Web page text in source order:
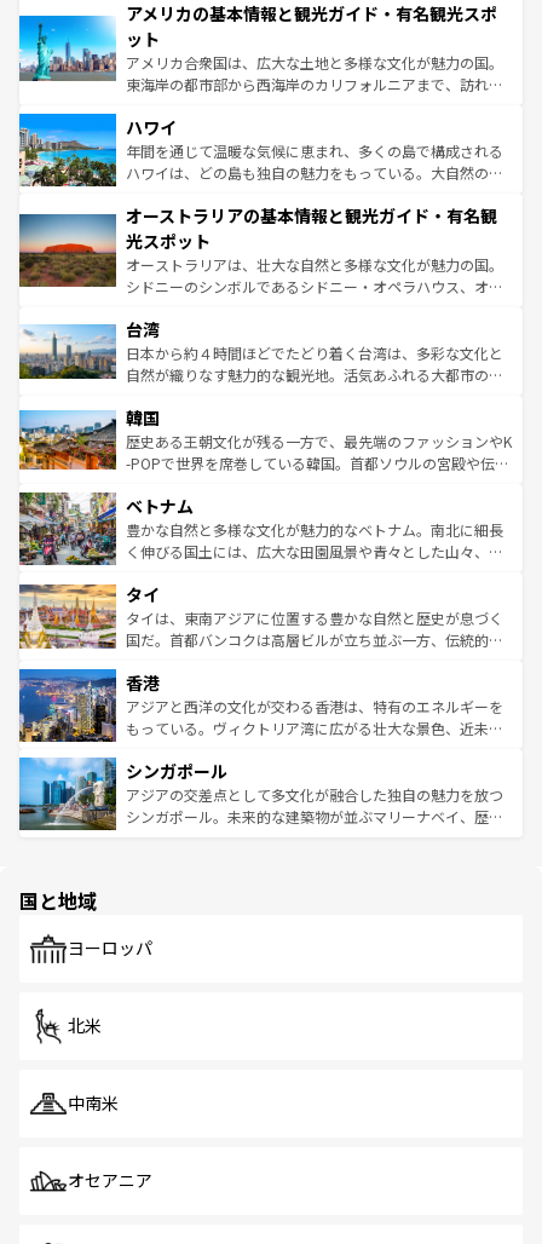
ンツ一覧を参照してほしい。
の建物がそのまま残る町や、スイスならではのユニークな
博物館もあり、アルプス観光だけでなく町歩きも満喫する
ことができる。国民の所得が高いため物価も高いが、旅行
者向けの交通パス提供のサービスもあり、うまく活用すれ
着のスイス情報は
アメリカの基本情報と観光ガイド・有名観光スポ
ット
アメリカ合衆国は、広大な土地と多様な文化が魅力の国。
東海岸の都市部から西海岸のカリフォルニアまで、訪れる
のような巨大都市は、観光、ショッピング、エンターテイ
ンメントが詰まった刺激的なスポットだ。一方、アメリカ
西部には大自然が広がり、グランドキャニオンやイエロー
部のニューオーリンズでは、音楽と美食が融合した独特の
文化が魅力。旅行者はアメリカの各地域で異なる魅力を楽
しみながら、その多様性と豊かな歴史を感じることができ
るだろう。車でのロードトリップや列車の旅も、アメリカ
情報は
ハワイ
年間を通じて温暖な気候に恵まれ、多くの島で構成される
ハワイは、どの島も独自の魅力をもっている。大自然の神
ワイ島は見逃せない。また、定番の観光地といえばオアフ
島だが、静かな自然を求めるならマウイ島やカウアイ島が
おすすめ。エメラルドグリーンに輝く海をはじめ、豊かな
文化や歴史が息づいている。「アロハスピリット」と呼ば
人々、おいしいローカルフードやハワイアンミュージッ
ク、伝統的なフラダンスなど、すべてがハワイの魅力を彩
っている。訪れるたびに新しい発見と感動が待っているハ
はコンテンツ一覧
オーストラリアの基本情報と観光ガイド・有名観
光スポット
オーストラリアは、壮大な自然と多様な文化が魅力の国。
シドニーのシンボルであるシドニー・オペラハウス、オー
リアリーフや大陸中央部にそびえるウルル（エアーズロッ
ク）、タスマニアの美しい原生林やケアンズの熱帯雨林な
ど、見どころがたくさん。また、カフェやワイン、オージ
いる。アクティビティも充実しており、サーフィンやダイ
ビング、ハイキングなど、アウトドア好きにはたまらな
い。オーストラリアの多彩な魅力を存分に味わいつくそ
参照してほしい。
台湾
日本から約４時間ほどでたどり着く台湾は、多彩な文化と
自然が織りなす魅力的な観光地。活気あふれる大都市の台
ン）、静ひつな山岳地帯である台湾東部など、都市の喧騒
と山間の静けさが共存しており、訪れる人に新しい発見と
驚きをもたらしてくれる。また、奥深い台湾の食文化も魅
容にもいいと評判のスイーツなど、バラエティ豊かな料理
が味わえる。 なお、新着の台湾情報は コンテンツ一覧を参
照してほしい。
韓国
歴史ある王朝文化が残る一方で、最先端のファッションやK
-POPで世界を席巻している韓国。首都ソウルの宮殿や伝統
き、地方に足を延ばせば四季折々の自然美を楽しむことが
できる。そして、キムチや焼肉、絶品のストリートフード
まで、さまざまな韓国料理が待っている。夜には、韓国な
リティに包まれながら、韓国の多彩な魅力を心ゆくまで味
わってみてほしい。 なお、新着の韓国情報はコンテンツ一
覧を参照してほしい。
ベトナム
豊かな自然と多様な文化が魅力的なベトナム。南北に細長
く伸びる国土には、広大な田園風景や青々とした山々、世
急速な発展と共に伝統が息づく。ハノイの古い町並みやホ
ーチミン市のフランス統治時代の建物も、独特の雰囲気を
醸し出している。また、バラエティの豊かさとおいしさで
とつ。フォーやバインミー、ベトナムコーヒーなどは、ぜ
ひ現地で味わいたい。どの地域を訪れてもあたたかい人々
が旅行者を迎えてくれるので、きっと忘れられない旅にな
参照してほしい。
タイ
タイは、東南アジアに位置する豊かな自然と歴史が息づく
国だ。首都バンコクは高層ビルが立ち並ぶ一方、伝統的な
の活気が交差している。北部ではチェンマイなどの山岳地
帯で自然と触れ合い、南部ではプーケットやクラビの美し
いビーチでリゾート気分を楽しむことができる。タイ料理
激する。気候は一年中温暖で、どの季節にも異なる楽しみ
が待っている。親しみやすいタイの人々、仏教を中心とし
た文化、そして多様な観光資源が、訪れる旅人を魅了し続
香港
アジアと西洋の文化が交わる香港は、特有のエネルギーを
もっている。ヴィクトリア湾に広がる壮大な景色、近未来
み、どこを訪れても感動するはず。観光スポットが密集し
ており、効率よく見どころを回れるのも魅力。息をのむよ
うな絶景から文化的な体験まで、香港を存分に楽しみ尽く
シンガポール
アジアの交差点として多文化が融合した独自の魅力を放つ
シンガポール。未来的な建築物が並ぶマリーナベイ、歴史
で、ホーカーズは地元の風情を楽しめる外せないスポット
国と地域
ヨーロッパ
北米
中南米
オセアニア